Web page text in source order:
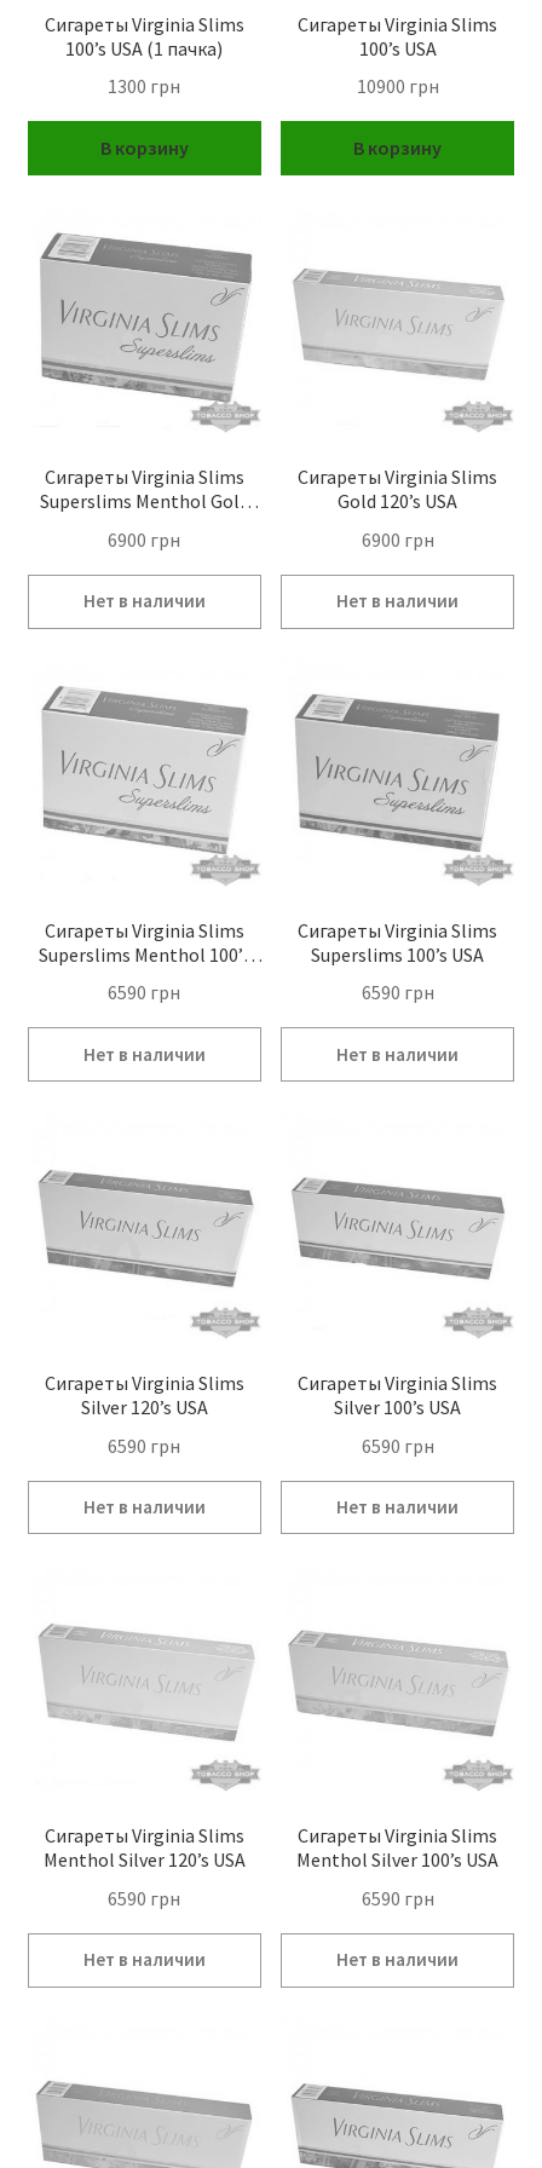
Сигареты Virginia Slims
100’s USA (1 пачка)
1300 грн
В корзину
Сигареты Virginia Slims
100’s USA
10900 грн
В корзину
Сигареты Virginia Slims
Superslims Menthol Gold
6900 грн
Сигареты Virginia Slims
Gold 120’s USA
6900 грн
Сигареты Virginia Slims
Superslims Menthol 100’s
6590 грн
Сигареты Virginia Slims
Superslims 100’s USA
6590 грн
Сигареты Virginia Slims
Silver 120’s USA
6590 грн
Сигареты Virginia Slims
Silver 100’s USA
6590 грн
Сигареты Virginia Slims
Menthol Silver 120’s USA
6590 грн
Сигареты Virginia Slims
Menthol Silver 100’s USA
6590 грн